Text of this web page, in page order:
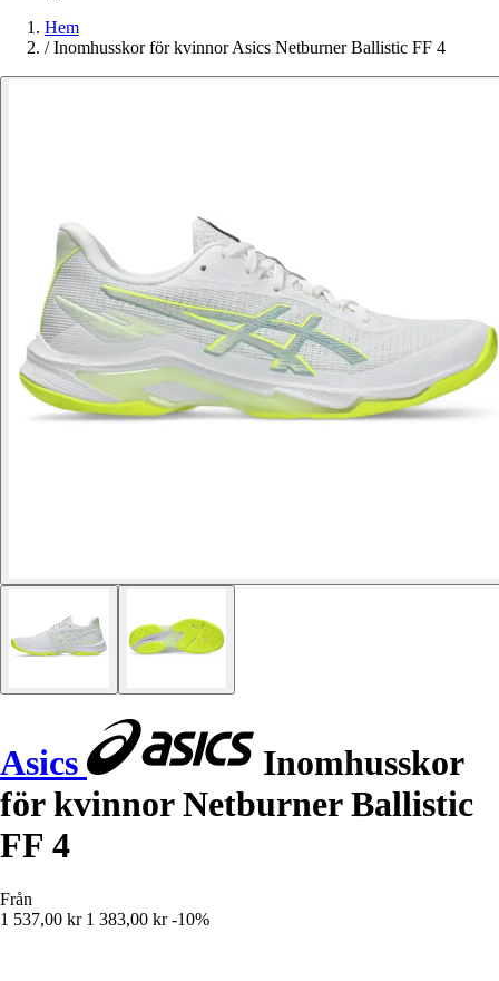
Hem
/ Inomhusskor för kvinnor Asics Netburner Ballistic FF 4
Asics
Inomhusskor
för kvinnor Netburner Ballistic
FF 4
Från
1 537,00 kr 1 383,00 kr -10%